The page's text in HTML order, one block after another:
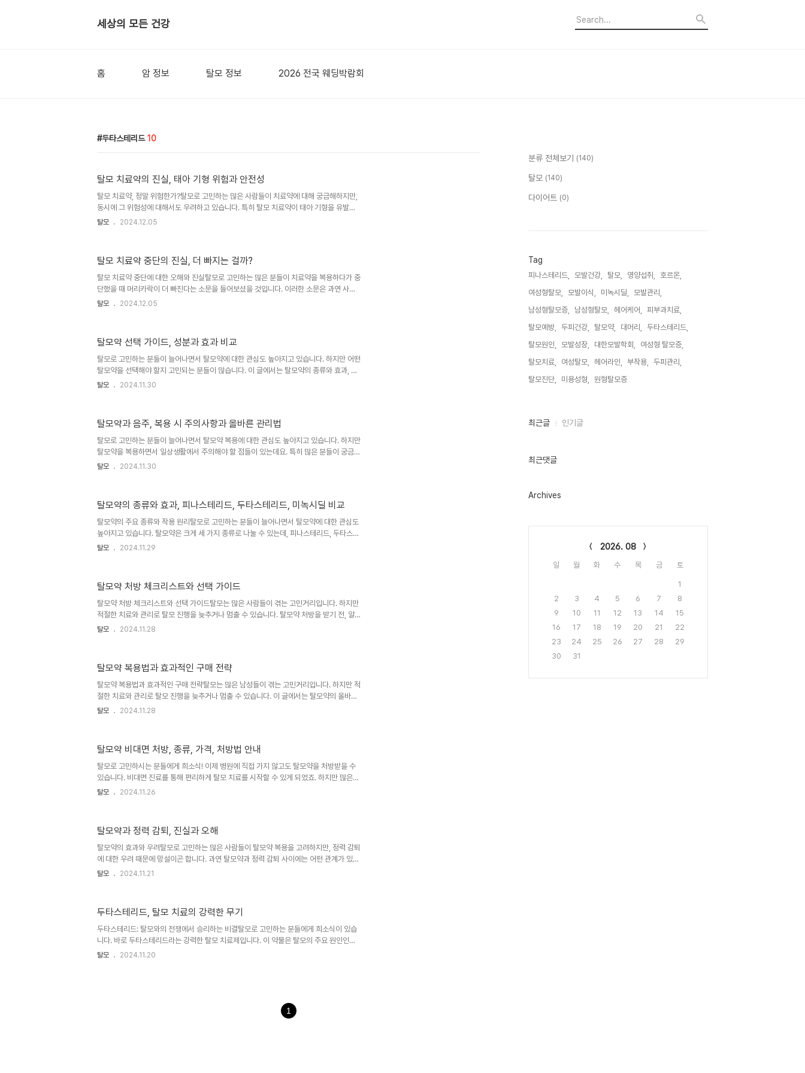
세상의 모든 건강
홈 암 정보 탈모 정보 2026 전국 웨딩박람회
두타스테리드 10
탈모 치료약의 진실, 태아 기형 위험과 안전성
탈모 치료약, 정말 위험한가?탈모로 고민하는 많은 사람들이 치료약에 대해 궁금해하지만,
동시에 그 위험성에 대해서도 우려하고 있습니다. 특히 탈모 치료약이 태아 기형을 유발할
수 있다는 소문은 많은 이들에게 공포의 대상이 되고 있습니다. 과연 탈모 치료약은 정말로
모의 주요 원인인 DHT(디하이드로테스토스테론)의 생성을 억제하는 역할을 합니다. 이 약
물들은 탈모 진행을 효과적으로 막아주지만, 동시에 태아 발달에 영향을 줄 수 있다는 우..
탈모 2024.12.05
탈모 치료약 중단의 진실, 더 빠지는 걸까?
탈모 치료약 중단에 대한 오해와 진실탈모로 고민하는 많은 분들이 치료약을 복용하다가 중
단했을 때 머리카락이 더 빠진다는 소문을 들어보셨을 것입니다. 이러한 소문은 과연 사실
일까요? 오늘은 탈모 치료약 중단에 대한 진실을 파헤쳐보겠습니다.탈모 치료약의 작용 원
점차 사라지게 됩니다.탈모 치료약 중단 후 일어나는 변화탈모 치료약 중단 후에는 약물의
효과가 서서히 감소하면서 모발의 상태도 변화하게 됩니다. 이 과정은 대략 다음과 같이 진
행됩니다.약물 중단 직후: ..
탈모 2024.12.05
탈모약 선택 가이드, 성분과 효과 비교
탈모로 고민하는 분들이 늘어나면서 탈모약에 대한 관심도 높아지고 있습니다. 하지만 어떤
탈모약을 선택해야 할지 고민되는 분들이 많습니다. 이 글에서는 탈모약의 종류와 효과, 그
리고 선택 시 고려해야 할 점들을 자세히 알아보겠습니다.탈모의 원인과 탈모약의 작용 원
고 모발 성장을 촉진합니다.탈모약의 주요 작용 원리는 5α 환원효소를 억제하여 DHT의
생성을 막는 것입니다. 이를 통해 모낭이 DHT에 의해 손상되는 것을 방지하고, 건강한 모
발 성장을 유지할 ..
탈모 2024.11.30
탈모약과 음주, 복용 시 주의사항과 올바른 관리법
탈모로 고민하는 분들이 늘어나면서 탈모약 복용에 대한 관심도 높아지고 있습니다. 하지만
탈모약을 복용하면서 일상생활에서 주의해야 할 점들이 있는데요. 특히 많은 분들이 궁금해
하는 것이 바로 '탈모약과 음주'의 관계입니다. 과연 탈모약을 복용하면서 술을 마셔도 괜찮
을 억제합니다. 피나스테리드는 5α-환원효소의 2형만을 차단하는 반면, 두타스테리드는 1
형과 2형 모두를 차단하여 더 강력한 효과를 보입니다. 이러한 작용 원리로 인해 탈모 진행
을 늦추고 모발..
탈모 2024.11.30
탈모약의 종류와 효과, 피나스테리드, 두타스테리드, 미녹시딜 비교
탈모약의 주요 종류와 작용 원리탈모로 고민하는 분들이 늘어나면서 탈모약에 대한 관심도
높아지고 있습니다. 탈모약은 크게 세 가지 종류로 나눌 수 있는데, 피나스테리드, 두타스테
리드, 그리고 미녹시딜입니다. 이 세 가지 약물은 각각 다른 방식으로 탈모를 억제하고 모발
(DHT)의 생성을 억제하는 것입니다. DHT는 테스토스테론이 5-알파 환원효소에 의해 변
환된 형태로, 모낭을 축소시켜 탈모를 유발하는 주요 원인입니다. 피나스테리드는 이 5-알
파 환원효소..
탈모 2024.11.29
탈모약 처방 체크리스트와 선택 가이드
탈모약 처방 체크리스트와 선택 가이드탈모는 많은 사람들이 겪는 고민거리입니다. 하지만
적절한 치료와 관리로 탈모 진행을 늦추거나 멈출 수 있습니다. 탈모약 처방을 받기 전, 알
아두어야 할 중요한 정보들을 살펴보겠습니다.탈모약의 종류와 작용 원리탈모약 중 가장 널
는 1형과 2형 모두를 억제합니다. 이로 인해 두타스테리드가 더 강력한 DHT 억제 효과를
보이지만, 동시에 부작용의 가능성도 높아질 수 있습니다.탈모약 선택 시 고려사항탈모약을
선택할 때는 효과..
탈모 2024.11.28
탈모약 복용법과 효과적인 구매 전략
탈모약 복용법과 효과적인 구매 전략탈모는 많은 남성들이 겪는 고민거리입니다. 하지만 적
절한 치료와 관리로 탈모 진행을 늦추거나 멈출 수 있습니다. 이 글에서는 탈모약의 올바른
복용법과 효과적인 구매 전략에 대해 알아보겠습니다.탈모약의 종류와 작용 원리탈모약은
딜은 혈관 확장제로 두피의 혈액 순환을 개선하여 모발 성장을 촉진합니다. 탈모약은 이러
한 원리로 작용하여 탈모 진행을 늦추거나 새로운 모발 성장을 돕습니다.탈모약의 올바른
복용법탈모약의 효과를 최대..
탈모 2024.11.28
탈모약 비대면 처방, 종류, 가격, 처방법 안내
탈모로 고민하시는 분들에게 희소식! 이제 병원에 직접 가지 않고도 탈모약을 처방받을 수
있습니다. 비대면 진료를 통해 편리하게 탈모 치료를 시작할 수 있게 되었죠. 하지만 많은
분들이 이 과정에 대해 궁금해하시는 것 같습니다. 과연 탈모약 비대면 처방이 정말 가능한
19로 인한 WHO 심각 단계 동안 초진을 포함한 비대면 진료가 허용되었기 때문입니다. 더
반가운 소식은, 코로나19 이후에도 국회에서 비대면 진료 허용 법안을 추진 중이라는 점입
니다...
탈모 2024.11.26
탈모약과 정력 감퇴, 진실과 오해
탈모약의 효과와 우려탈모로 고민하는 많은 사람들이 탈모약 복용을 고려하지만, 정력 감퇴
에 대한 우려 때문에 망설이곤 합니다. 과연 탈모약과 정력 감퇴 사이에는 어떤 관계가 있을
까요? 이에 대한 진실과 오해를 살펴보겠습니다.탈모약의 주요 성분과 작용 원리대표적인
탈모약은 이 과정을 차단함으로써 모발 성장을 촉진하고 탈모를 예방하는 효과를 보입니다.
임상시험 결과와 실제 체감의 차이탈모약의 부작용에 대한 임상시험 결과와 실제 사용자들
의 체감 사이에는 상당한 차..
탈모 2024.11.21
두타스테리드, 탈모 치료의 강력한 무기
두타스테리드: 탈모와의 전쟁에서 승리하는 비결탈모로 고민하는 분들에게 희소식이 있습
니다. 바로 두타스테리드라는 강력한 탈모 치료제입니다. 이 약물은 탈모의 주요 원인인
DHT(디하이드로테스토스테론)를 효과적으로 억제하여 탈모 진행을 막고 모발 성장을 촉
특징이 있습니다. 이는 기존의 탈모 치료제인 피나스테리드가 2형만을 억제하는 것과 대조
탈모 2024.11.20
1
분류 전체보기 (140)
탈모 (140)
다이어트 (0)
Tag
피나스테리드, 모발건강, 탈모, 영양섭취,
호르몬,
여성형탈모,
모발이식, 미녹시딜,
모발관리,
남성형탈모증,
남성형탈모, 헤어케어,
피부과치료,
탈모예방,
두피건강, 탈모약, 대머리,
두타스테리드,
탈모원인,
모발성장, 대한모발학회,
여성형 탈모증,
탈모치료,
여성탈모, 헤어라인, 부작용,
두피관리,
탈모진단,
미용성형, 원형탈모증,
최
인
최근글 인기글
최근댓글
Archives
2026. 08
일 월 화 수 목 금 토
1
2
3 4 5 6 7
8
9
10 11 12 13 14
15
16
17 18 19 20 21
22
23
24 25 26 27 28
29
30
31